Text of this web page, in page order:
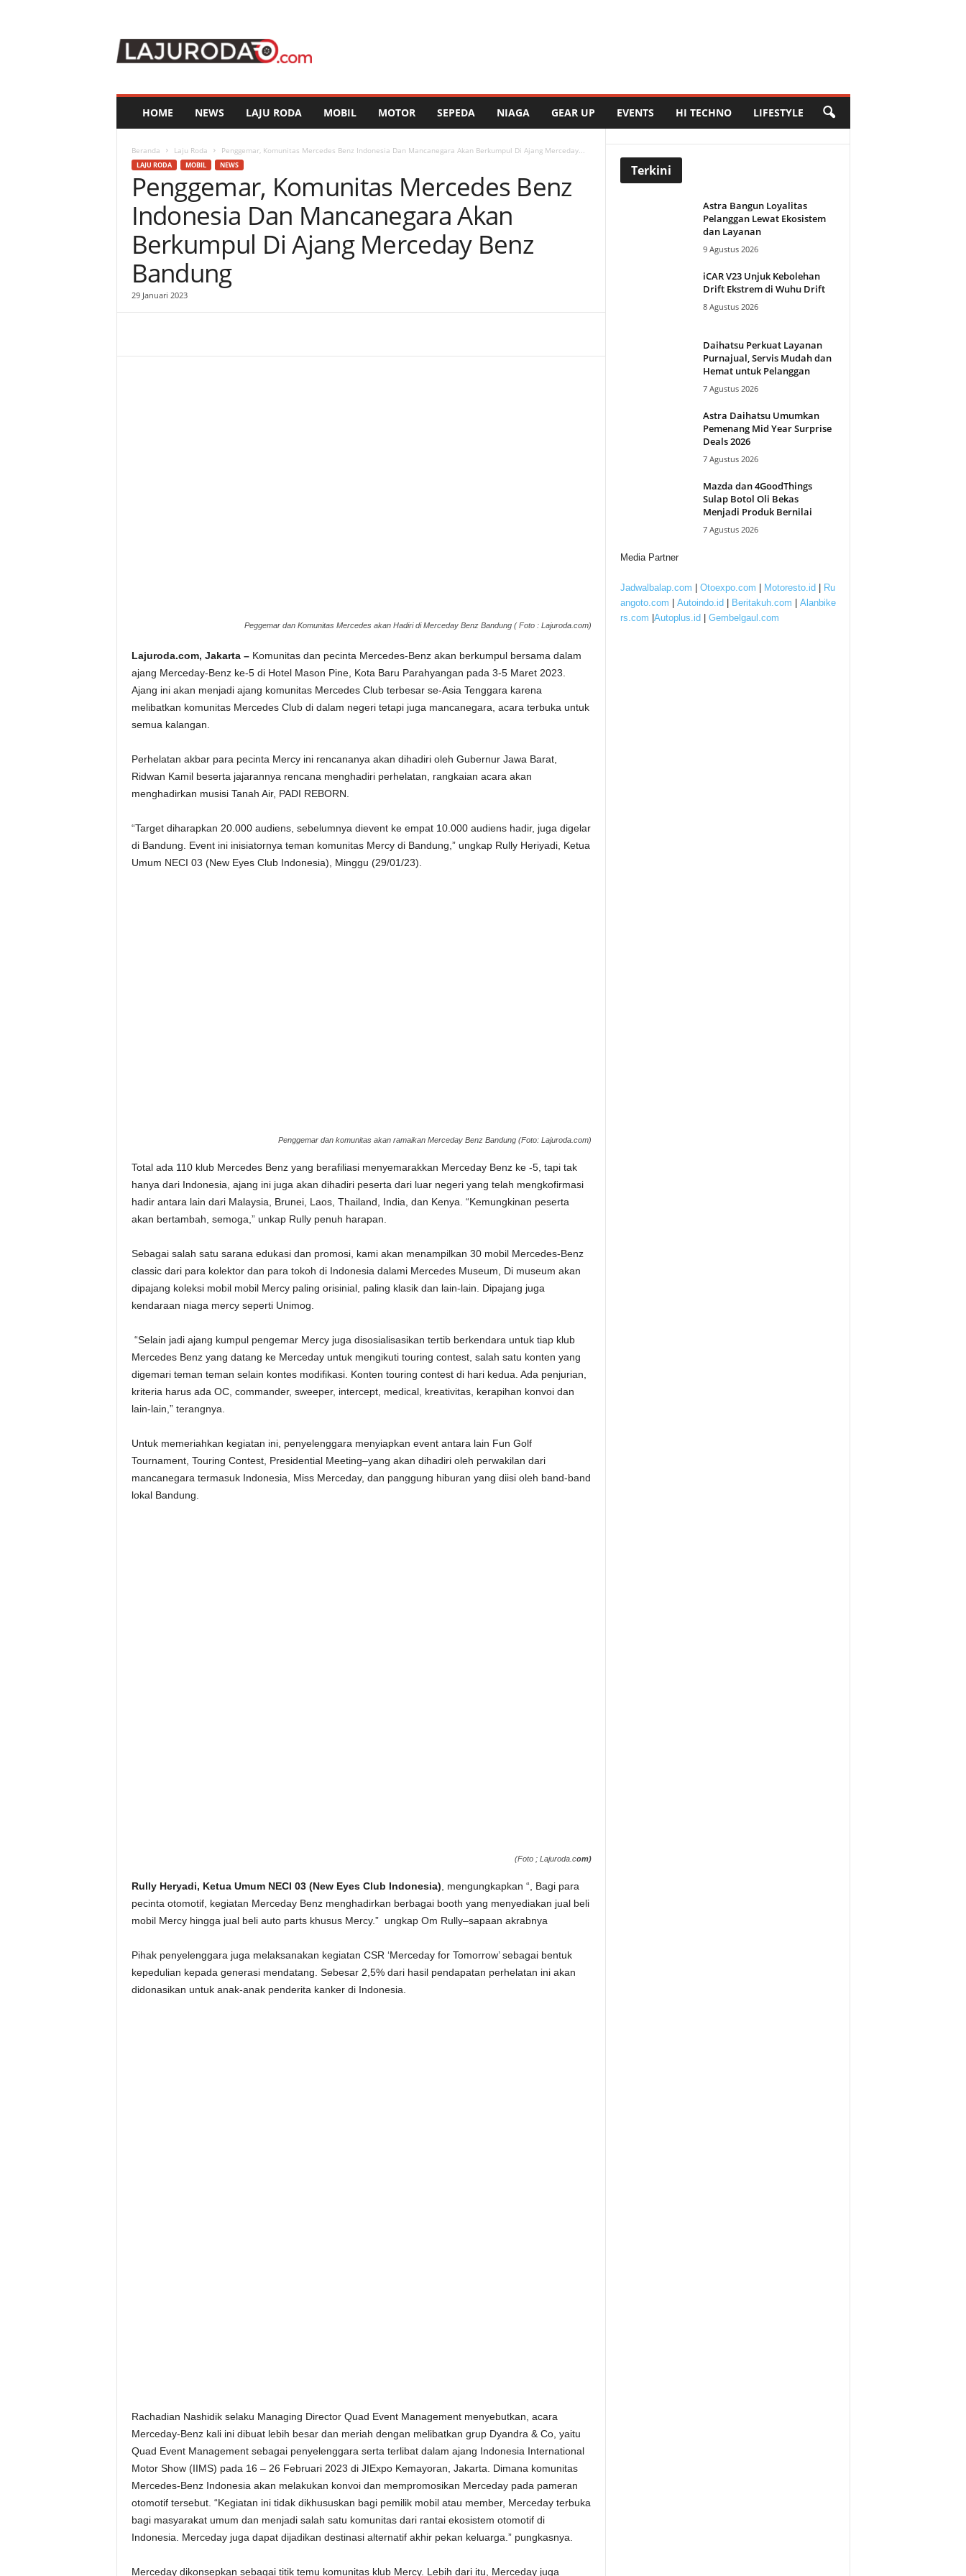
u
HOME NEWS LAJU RODA MOBIL MOTOR SEPEDA NIAGA GEAR UP EVENTS HI TECHNO LIFESTYLE
Beranda Laju Roda Penggemar, Komunitas Mercedes Benz Indonesia Dan Mancanegara Akan Berkumpul Di Ajang Merceday...
LAJU RODA MOBIL NEWS
Penggemar, Komunitas Mercedes Benz
Indonesia Dan Mancanegara Akan
Berkumpul Di Ajang Merceday Benz
Bandung
29 Januari 2023
Peggemar dan Komunitas Mercedes akan Hadiri di Merceday Benz Bandung ( Foto : Lajuroda.com)
Lajuroda.com, Jakarta – Komunitas dan pecinta Mercedes-Benz akan berkumpul bersama dalam
ajang Merceday-Benz ke-5 di Hotel Mason Pine, Kota Baru Parahyangan pada 3-5 Maret 2023.
Ajang ini akan menjadi ajang komunitas Mercedes Club terbesar se-Asia Tenggara karena
melibatkan komunitas Mercedes Club di dalam negeri tetapi juga mancanegara, acara terbuka untuk
semua kalangan.
Perhelatan akbar para pecinta Mercy ini rencananya akan dihadiri oleh Gubernur Jawa Barat,
Ridwan Kamil beserta jajarannya rencana menghadiri perhelatan, rangkaian acara akan
menghadirkan musisi Tanah Air, PADI REBORN.
“Target diharapkan 20.000 audiens, sebelumnya dievent ke empat 10.000 audiens hadir, juga digelar
di Bandung. Event ini inisiatornya teman komunitas Mercy di Bandung,” ungkap Rully Heriyadi, Ketua
Umum NECI 03 (New Eyes Club Indonesia), Minggu (29/01/23).
Penggemar dan komunitas akan ramaikan Merceday Benz Bandung (Foto: Lajuroda.com)
Total ada 110 klub Mercedes Benz yang berafiliasi menyemarakkan Merceday Benz ke -5, tapi tak
hanya dari Indonesia, ajang ini juga akan dihadiri peserta dari luar negeri yang telah mengkofirmasi
hadir antara lain dari Malaysia, Brunei, Laos, Thailand, India, dan Kenya. “Kemungkinan peserta
akan bertambah, semoga,” unkap Rully penuh harapan.
Sebagai salah satu sarana edukasi dan promosi, kami akan menampilkan 30 mobil Mercedes-Benz
classic dari para kolektor dan para tokoh di Indonesia dalami Mercedes Museum, Di museum akan
dipajang koleksi mobil mobil Mercy paling orisinial, paling klasik dan lain-lain. Dipajang juga
kendaraan niaga mercy seperti Unimog.
“Selain jadi ajang kumpul pengemar Mercy juga disosialisasikan tertib berkendara untuk tiap klub
Mercedes Benz yang datang ke Merceday untuk mengikuti touring contest, salah satu konten yang
digemari teman teman selain kontes modifikasi. Konten touring contest di hari kedua. Ada penjurian,
kriteria harus ada OC, commander, sweeper, intercept, medical, kreativitas, kerapihan konvoi dan
lain-lain,” terangnya.
Untuk memeriahkan kegiatan ini, penyelenggara menyiapkan event antara lain Fun Golf
Tournament, Touring Contest, Presidential Meeting–yang akan dihadiri oleh perwakilan dari
mancanegara termasuk Indonesia, Miss Merceday, dan panggung hiburan yang diisi oleh band-band
lokal Bandung.
(Foto ; Lajuroda.com)
Rully Heryadi, Ketua Umum NECI 03 (New Eyes Club Indonesia) , mengungkapkan “, Bagi para
pecinta otomotif, kegiatan Merceday Benz menghadirkan berbagai booth yang menyediakan jual beli
mobil Mercy hingga jual beli auto parts khusus Mercy.” ungkap Om Rully–sapaan akrabnya
Pihak penyelenggara juga melaksanakan kegiatan CSR ‘Merceday for Tomorrow’ sebagai bentuk
kepedulian kepada generasi mendatang. Sebesar 2,5% dari hasil pendapatan perhelatan ini akan
didonasikan untuk anak-anak penderita kanker di Indonesia.
Rachadian Nashidik selaku Managing Director Quad Event Management menyebutkan, acara
Merceday-Benz kali ini dibuat lebih besar dan meriah dengan melibatkan grup Dyandra & Co, yaitu
Quad Event Management sebagai penyelenggara serta terlibat dalam ajang Indonesia International
Motor Show (IIMS) pada 16 – 26 Februari 2023 di JIExpo Kemayoran, Jakarta. Dimana komunitas
Mercedes-Benz Indonesia akan melakukan konvoi dan mempromosikan Merceday pada pameran
otomotif tersebut. “Kegiatan ini tidak dikhususkan bagi pemilik mobil atau member, Merceday terbuka
bagi masyarakat umum dan menjadi salah satu komunitas dari rantai ekosistem otomotif di
Indonesia. Merceday juga dapat dijadikan destinasi alternatif akhir pekan keluarga.” pungkasnya.
Merceday dikonsepkan sebagai titik temu komunitas klub Mercy. Lebih dari itu, Merceday juga
Terkini
Astra Bangun Loyalitas
Pelanggan Lewat Ekosistem
dan Layanan
9 Agustus 2026
iCAR V23 Unjuk Kebolehan
Drift Ekstrem di Wuhu Drift
8 Agustus 2026
Daihatsu Perkuat Layanan
Purnajual, Servis Mudah dan
Hemat untuk Pelanggan
7 Agustus 2026
Astra Daihatsu Umumkan
Pemenang Mid Year Surprise
Deals 2026
7 Agustus 2026
Mazda dan 4GoodThings
Sulap Botol Oli Bekas
Menjadi Produk Bernilai
7 Agustus 2026
Media Partner
Jadwalbalap.com Otoexpo.com Motoresto.id
Ru
angoto.com
Autoindo.id Beritakuh.com
Alanbike
rs.com Autoplus.id Gembelgaul.com